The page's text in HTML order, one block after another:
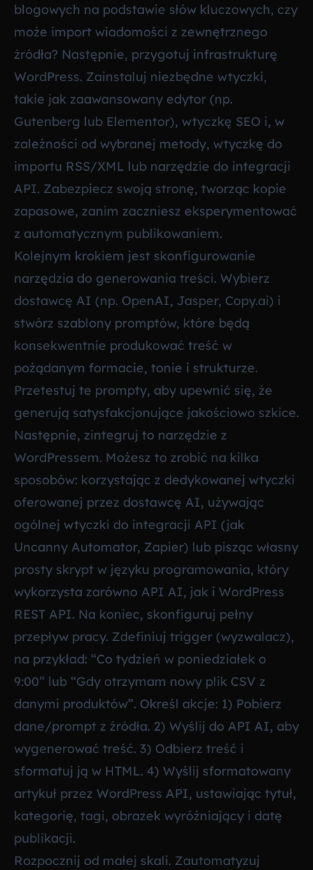
blogowych na podstawie słów kluczowych, czy
może import wiadomości z zewnętrznego
źródła? Następnie, przygotuj infrastrukturę
WordPress. Zainstaluj niezbędne wtyczki,
takie jak zaawansowany edytor (np.
Gutenberg lub Elementor), wtyczkę SEO i, w
zależności od wybranej metody, wtyczkę do
importu RSS/XML lub narzędzie do integracji
API. Zabezpiecz swoją stronę, tworząc kopie
zapasowe, zanim zaczniesz eksperymentować
z automatycznym publikowaniem.
Kolejnym krokiem jest skonfigurowanie
narzędzia do generowania treści. Wybierz
dostawcę AI (np. OpenAI, Jasper, Copy.ai) i
stwórz szablony promptów, które będą
konsekwentnie produkować treść w
pożądanym formacie, tonie i strukturze.
Przetestuj te prompty, aby upewnić się, że
generują satysfakcjonujące jakościowo szkice.
Następnie, zintegruj to narzędzie z
WordPressem. Możesz to zrobić na kilka
sposobów: korzystając z dedykowanej wtyczki
oferowanej przez dostawcę AI, używając
ogólnej wtyczki do integracji API (jak
Uncanny Automator, Zapier) lub pisząc własny
prosty skrypt w języku programowania, który
wykorzysta zarówno API AI, jak i WordPress
REST API. Na koniec, skonfiguruj pełny
przepływ pracy. Zdefiniuj trigger (wyzwalacz),
na przykład: “Co tydzień w poniedziałek o
9:00” lub “Gdy otrzymam nowy plik CSV z
danymi produktów”. Określ akcje: 1) Pobierz
dane/prompt z źródła. 2) Wyślij do API AI, aby
wygenerować treść. 3) Odbierz treść i
sformatuj ją w HTML. 4) Wyślij sformatowany
artykuł przez WordPress API, ustawiając tytuł,
kategorię, tagi, obrazek wyróżniający i datę
publikacji.
Rozpocznij od małej skali. Zautomatyzuj